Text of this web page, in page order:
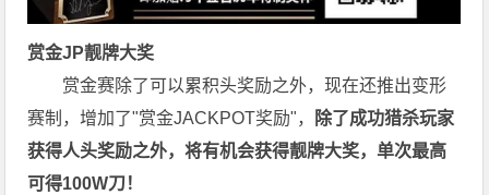
赏金JP靓牌大奖
赏金赛除了可以累积头奖励之外，现在还推出变形
赛制，增加了"赏金JACKPOT奖励"，
除了成功猎杀玩家
获得人头奖励之外，将有机会获得靓牌大奖，单次最高
可得100W刀！